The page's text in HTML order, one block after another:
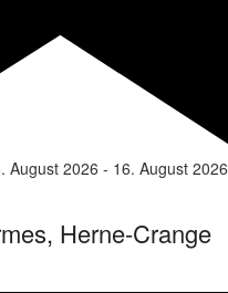
August 2026 - 16. August 2026
Herne-Crange